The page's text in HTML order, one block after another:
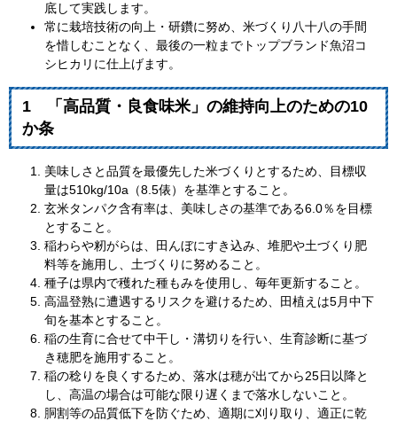
底して実践します。
常に栽培技術の向上・研鑽に努め、米づくり八十八の手間
を惜しむことなく、最後の一粒までトップブランド魚沼コ
シヒカリに仕上げます。
1 「高品質・良食味米」の維持向上のための10
か条
美味しさと品質を最優先した米づくりとするため、目標収
量は510kg/10a（8.5俵）を基準とすること。
玄米タンパク含有率は、美味しさの基準である6.0％を目標
とすること。
稲わらや籾がらは、田んぼにすき込み、堆肥や土づくり肥
料等を施用し、土づくりに努めること。
種子は県内で穫れた種もみを使用し、毎年更新すること。
高温登熟に遭遇するリスクを避けるため、田植えは5月中下
旬を基本とすること。
稲の生育に合せて中干し・溝切りを行い、生育診断に基づ
き穂肥を施用すること。
稲の稔りを良くするため、落水は穂が出てから25日以降と
し、高温の場合は可能な限り遅くまで落水しないこと。
胴割等の品質低下を防ぐため、適期に刈り取り、適正に乾